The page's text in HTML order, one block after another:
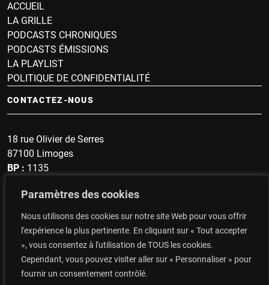
Paramètres des cookies
Nous utilisons des cookies sur notre site Web pour vous offrir
l'expérience la plus pertinente. En cliquant sur « Tout accepter
», vous consentez à l'utilisation de TOUS les cookies.
Cependant, vous pouvez visiter aller sur « Personnaliser » pour
fournir un consentement contrôlé.
ACCUEIL
LA GRILLE
PODCASTS CHRONIQUES
PODCASTS ÉMISSIONS
LA PLAYLIST
POLITIQUE DE CONFIDENTIALITÉ
CONTACTEZ-NOUS
18 rue Olivier de Serres
87100 Limoges
BP : 1135
secrétariat : 05 19 57 60 96
Top du Portugal : 06 14 48 93 47
CONTACTEZ-NOUS